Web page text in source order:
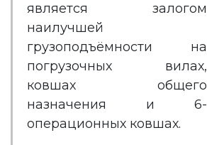
является залогом
наилучшей
грузоподъёмности на
погрузочных вилах,
ковшах общего
назначения и 6-
операционных ковшах.